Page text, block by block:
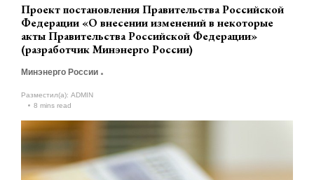
Проект постановления Правительства Российской
Федерации «О внесении изменений в некоторые
акты Правительства Российской Федерации»
(разработчик Минэнерго России)
Минэнерго России
Разместил(а): ADMIN
8 mins read